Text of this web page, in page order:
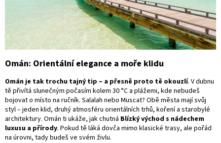
Omán: Orientální elegance a moře klidu
Omán je tak trochu tajný tip – a přesně proto tě okouzlí. V dubnu
tě přivítá slunečným počasím kolem 30 °C a plážemi, kde nebudeš
bojovat o místo na ručník. Salalah nebo Muscat? Obě města mají svůj
styl – jeden klid, druhý atmosféru orientálních trhů, koření a starobylé
architektury. Omán ti ukáže, jak chutná Blízký východ s nádechem
luxusu a přírody. Pokud tě láká dovča mimo klasické trasy, ale pořád
na úrovni, tady budeš ve svém živlu.